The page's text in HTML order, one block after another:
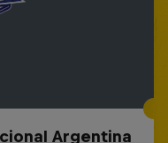
Argentina